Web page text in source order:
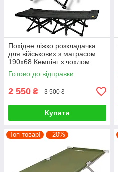
Похідне ліжко розкладачка
для військових з матрасом
190x68 Кемпінг з чохлом
Готово до відправки
2 550 ₴ 3 500 ₴
Купити
Топ товар! –20%